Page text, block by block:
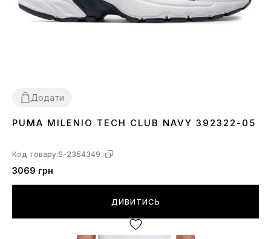
Додати
3644.5
PUMA MILENIO TECH CLUB NAVY 392322-05
Код товару:S-2354349
3069 грн
ДИВИТИСЬ